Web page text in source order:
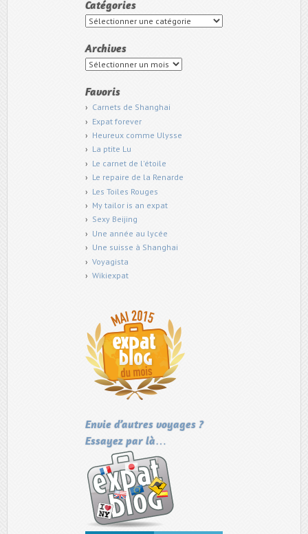
Catégories
Catégories
Archives
Archives
Favoris
Carnets de Shanghai
Expat forever
Heureux comme Ulysse
La ptite Lu
Le carnet de l'étoile
Le repaire de la Renarde
Les Toiles Rouges
My tailor is an expat
Sexy Beijing
Une année au lycée
Une suisse à Shanghai
Voyagista
Wikiexpat
Envie d’autres voyages ?
Essayez par là…